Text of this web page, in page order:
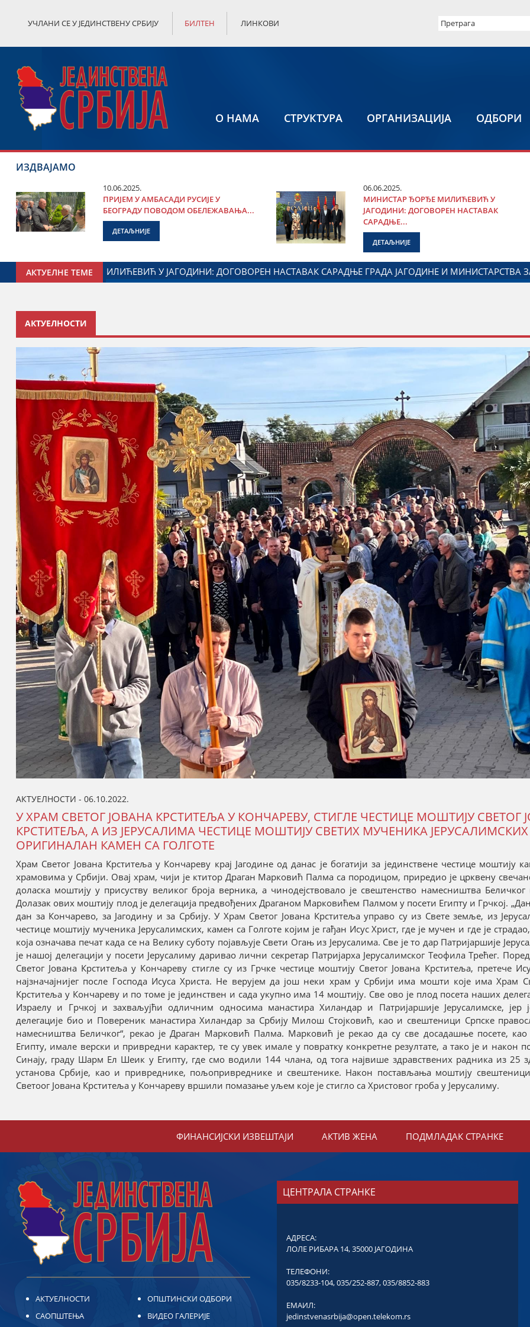
УЧЛАНИ СЕ У ЈЕДИНСТВЕНУ СРБИЈУ БИЛТЕН ЛИНКОВИ
О НАМА СТРУКТУРА ОРГАНИЗАЦИЈА ОДБОРИ
ИЗДВАЈАМО
10.06.2025.
ПРИЈЕМ У АМБАСАДИ РУСИЈЕ У
БЕОГРАДУ ПОВОДОМ ОБЕЛЕЖАВАЊА...
ДЕТАЉНИЈЕ
06.06.2025.
МИНИСТАР ЂОРЂЕ МИЛИЋЕВИЋ У
ЈАГОДИНИ: ДОГОВОРЕН НАСТАВАК
САРАДЊЕ...
ДЕТАЉНИЈЕ
АКТУЕЛНЕ ТЕМЕ
СА ДИЈАСПОРОМ ДАЛИБОР МАРКОВИЋ НА ОБЕЛЕЖАВАЊУ ДАНА ПОЛИЦИЈЕ И МИНИСТАРСТВА
АКТУЕЛНОСТИ
АКТУЕЛНОСТИ - 06.10.2022.
У ХРАМ СВЕТОГ ЈОВАНА КРСТИТЕЉА У КОНЧАРЕВУ, СТИГЛЕ ЧЕСТИЦЕ МОШТИЈУ СВЕТОГ
КРСТИТЕЉА, А ИЗ ЈЕРУСАЛИМА ЧЕСТИЦЕ МОШТИЈУ СВЕТИХ МУЧЕНИКА
ОРИГИНАЛАН КАМЕН СА ГОЛГОТЕ
Храм Светог Јована Крститеља у Кончареву крај Јагодине од данас је богатији за јединствене честице моштију
храмовима у Србији. Овај храм, чији је ктитор Драган Марковић Палма са породицом, приредио је црквену
доласка моштију у присуству великог броја верника, а чинодејствовало је свештенство намесништва Беличког
Долазак ових моштију плод је делегација предвођених Драганом Марковићем Палмом у посети Египту и Грчкој.
дан за Кончарево, за Јагодину и за Србију. У Храм Светог Јована Крститеља управо су из Свете земље, из
честице моштију мученика Јерусалимских, камен са Голготе којим је гађан Исус Христ, где је мучен и где је
која означава печат када се на Велику суботу појављује Свети Огањ из Јерусалима. Све је то дар Патријаршије
је нашој делегацији у посети Јерусалиму даривао лични секретар Патријарха Јерусалимског Теофила Трећег.
Светог Јована Крститеља у Кончареву стигле су из Грчке честице моштију Светог Јована Крститеља, претече
најзначајнијег после Господа Исуса Христа. Не верујем да још неки храм у Србији има мошти које има Храм
Крститеља у Кончареву и по томе је јединствен и сада укупно има 14 моштију. Све ово је плод посета наших
Израелу и Грчкој и захваљујћи одличним односима манастира Хиландар и Патријаршије Јерусалимске, јер
делегације био и Повереник манастира Хиландар за Србију Милош Стојковић, као и свештеници Српске
намесништва Беличког“, рекао је Драган Марковић Палма. Марковић је рекао да су све досадашње посете,
Египту, имале верски и привредни карактер, те су увек имале у повратку конкретне резултате, а тако је и након
Синају, граду Шарм Ел Шеик у Египту, где смо водили 144 члана, од тога највише здравствених радника из 25
установа Србије, као и привреднике, пољопривреднике и свештенике. Након постављања моштију
Светоог Јована Крститеља у Кончареву вршили помазање уљем које је стигло са Христовог гроба у Јерусалиму.
ФИНАНСИЈСКИ ИЗВЕШТАЈИ АКТИВ ЖЕНА ПОДМЛАДАК СТРАНКЕ
АКТУЕЛНОСТИ
САОПШТЕЊА
ОПШТИНСКИ ОДБОРИ
ВИДЕО ГАЛЕРИЈЕ
ЦЕНТРАЛА СТРАНКЕ
АДРЕСА:
ЛОЛЕ РИБАРА 14, 35000 ЈАГОДИНА
ТЕЛЕФОНИ:
035/8233-104,035/252-887,035/8852-883
ЕМАИЛ:
jedinstvenasrbija@open.telekom.rs